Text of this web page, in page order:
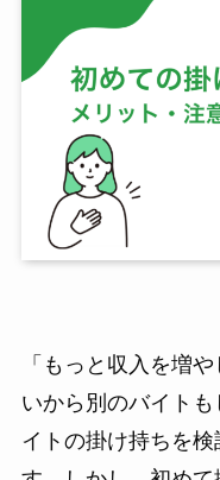
「もっと収入を増
いから別のバイト
イトの掛け持ちを